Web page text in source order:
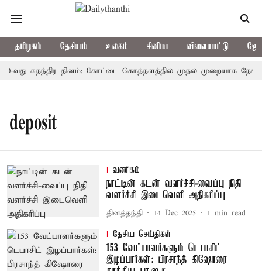
தமிழகம் தேசியம் உலகம் சினிமா விளையாட்டு
வது சுதந்திர தினம்: கோட்டை கொத்தளத்தில் முதல் முறையாக தேசிய
deposit
வணிகம்
நாட்டின் கடன் வளர்ச்சி-வைப்பு நிதி
வளர்ச்சி இடைவெளி அதிகரிப்பு
தினத்தந்தி 14 Dec 2025 1 min read
தேசிய செய்திகள்
153 வேட்பாளர்களும் டெபாசிட்
இழப்பார்கள்: பிரசாந்த் கிஷோரை